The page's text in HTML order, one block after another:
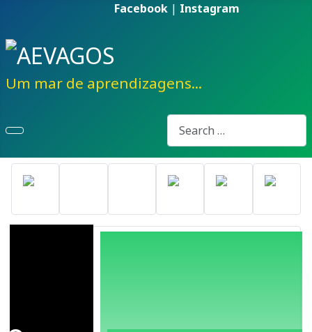
Facebook | Instagram
Um mar de aprendizagens...
Pesquisa
Type 2 or more characters